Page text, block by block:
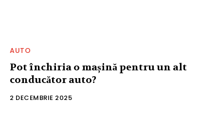
AUTO
Pot închiria o mașină pentru un alt
conducător auto?
2 DECEMBRIE 2025